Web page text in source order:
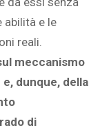
abilità e le
reali.
meccanismo
dunque, della
di